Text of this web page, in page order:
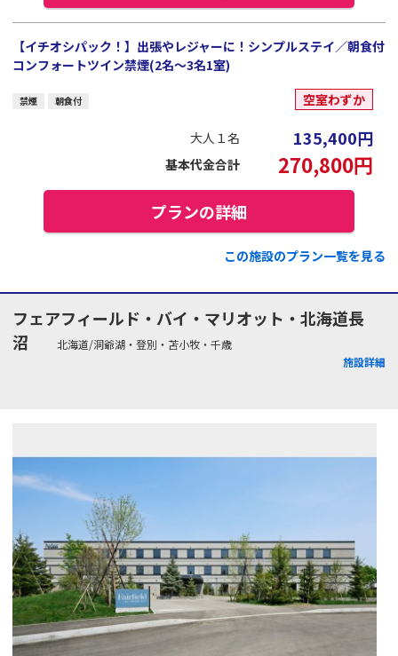
【イチオシパック！】出張やレジャーに！シンプルステイ／朝食付
コンフォートツイン禁煙(2名～3名1室)
禁煙 朝食付 空室わずか
大人１名 135,400円
基本代金合計 270,800円
プランの詳細
この施設のプラン一覧を見る
フェアフィールド・バイ・マリオット・北海道長
沼
北海道/洞爺湖・登別・苫小牧・千歳
施設詳細